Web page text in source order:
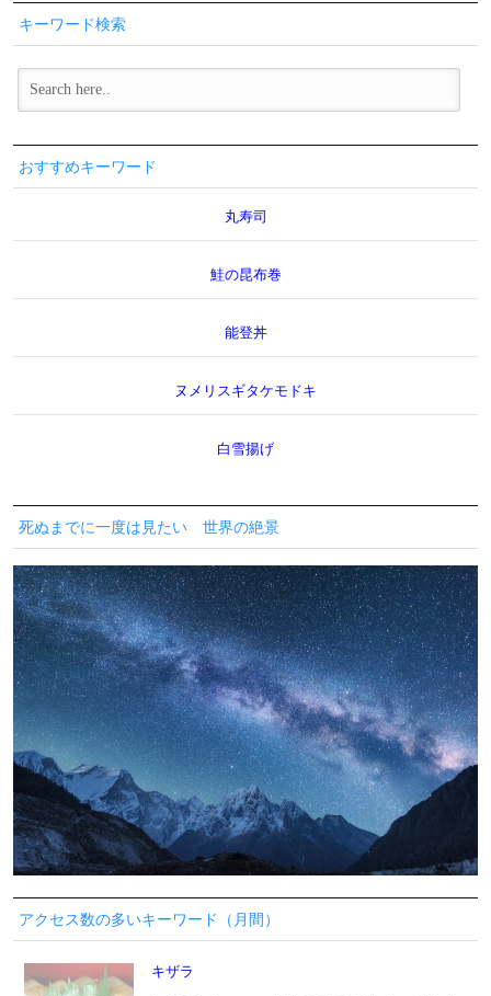
キーワード検索
おすすめキーワード
丸寿司
鮭の昆布巻
能登丼
ヌメリスギタケモドキ
白雪揚げ
死ぬまでに一度は見たい 世界の絶景
アクセス数の多いキーワード（月間）
キザラ